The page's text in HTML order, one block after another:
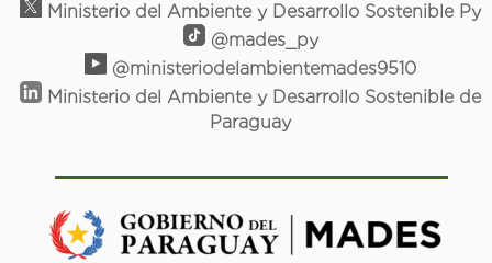
Ministerio del Ambiente y Desarrollo Sostenible Py
@mades_py
@ministeriodelambientemades9510
Ministerio del Ambiente y Desarrollo Sostenible de
Paraguay